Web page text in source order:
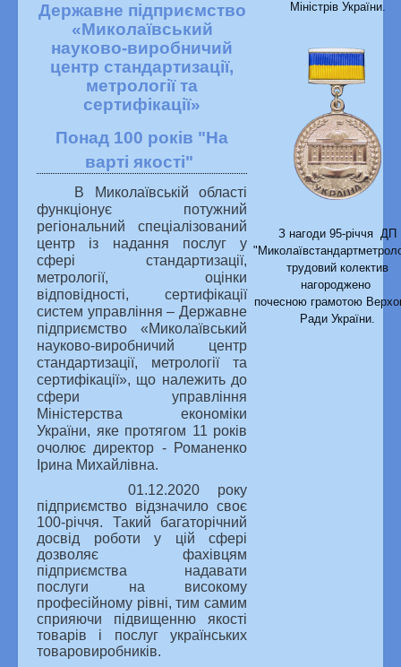
Державне підприємство
«Миколаївський
науково-виробничий
центр стандартизації,
метрології та
сертифікації»
Понад 100 років "На
варті якості"
В Миколаївській області
функціонує потужний
регіональний спеціалізований
центр із надання послуг у
сфері стандартизації,
метрології, оцінки
відповідності, сертифікації
систем управління – Державне
підприємство «Миколаївський
науково-виробничий центр
стандартизації, метрології та
сертифікації», що належить до
сфери управління
Міністерства економіки
України, яке протягом 11 років
очолює директор - Романенко
Ірина Михайлівна.
01.12.2020 року
підприємство відзначило своє
100-річчя. Такий багаторічний
досвід роботи у цій сфері
дозволяє фахівцям
підприємства надавати
послуги на високому
професійному рівні, тим самим
сприяючи підвищенню якості
товарів і послуг українських
товаровиробників.
Міністрів України.
З нагоди 95-річчя ДП
трудовий колектив
нагороджено
почесною грамотою
Ради України.